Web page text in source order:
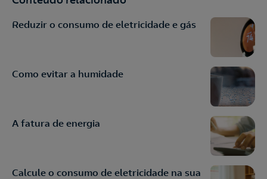
Reduzir o consumo de eletricidade e gás
Como evitar a humidade
A fatura de energia
Calcule o consumo de eletricidade na sua